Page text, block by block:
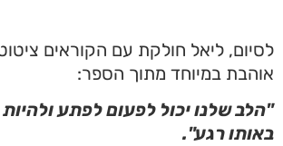
לסיום, ליאל חולקת עם הקוראים
אוהבת במיוחד מתוך הספר:
"הלב שלנו יכול לפעום לפתע
באותו רגע".